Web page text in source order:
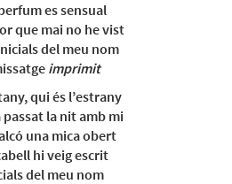
es sensual
que mai no he vist
del meu nom
imprimit
qui és l’estrany
la nit amb mi
una mica obert
hi veig escrit
del meu nom